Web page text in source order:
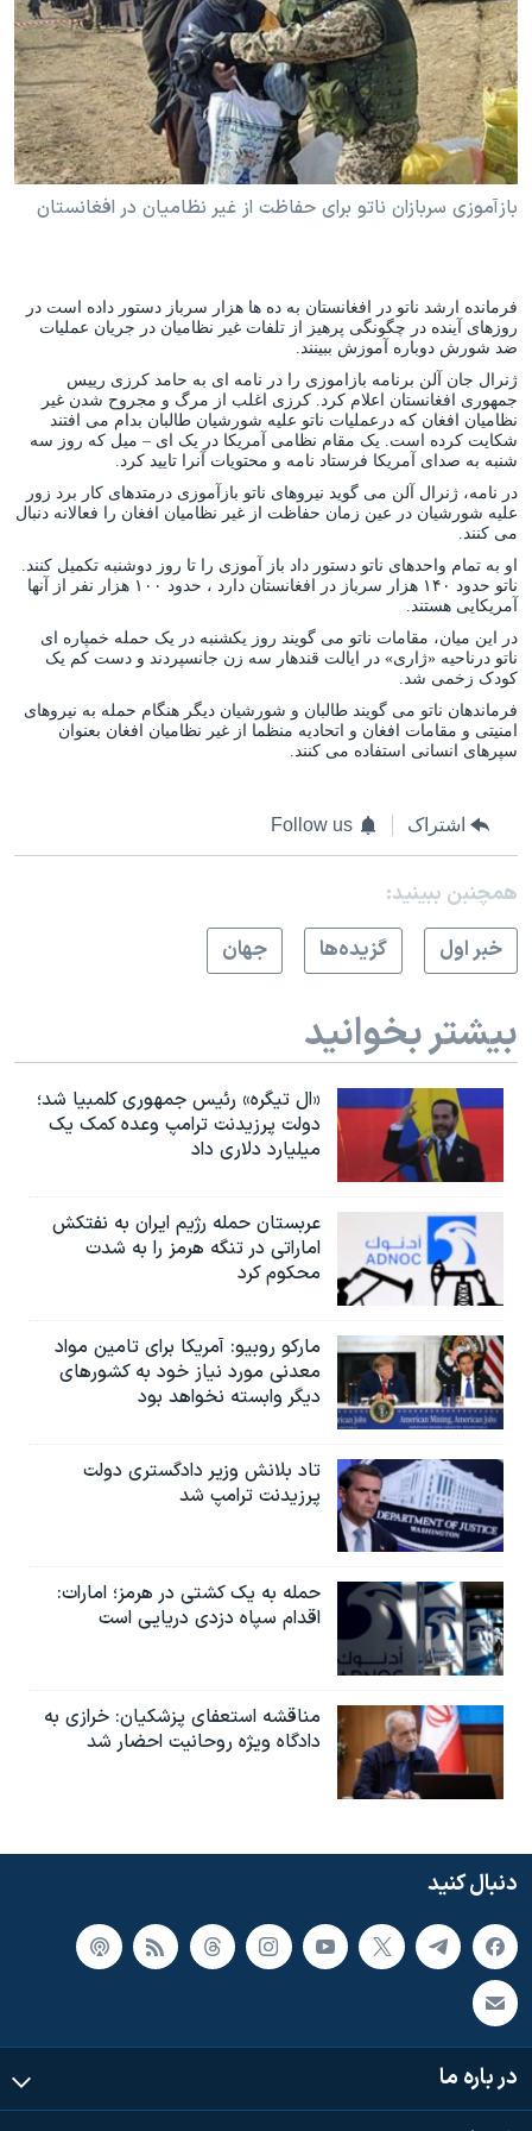
فرهنگ و زندگی
حقوق شهروندی
اقتصادی
علم و فناوری
مستندها
انتخابات ریاست جمهوری آمریکا ۲۰۲۴
حمله جمهوری اسلامی به اسرائیل
رمز مهسا
تریبونال مردمی آبان ۹۸
چهل سال گروگان‌گیری
قانون شفافیت دارائی کادر رهبری ایران
اعتراضات مردمی آبان ۹۸
اسرائیل در جنگ
نرگس محمدی برنده جایزه نوبل صلح
صفحه‌های ویژه
سفر پرزیدنت ترامپ به چین
دنبال کنید
زبانهای مختلف
بازآموزی سربازان ناتو برای حفاظت از غیر نظامیان در افغانستان
فرمانده ارشد ناتو در افغانستان به ده ها هزار سرباز دستور داده است در
روزهای آینده در چگونگی پرهیز از تلفات غیر نظامیان در جریان عملیات
ضد شورش دوباره آموزش ببینند.
ژنرال جان آلن برنامه بازاموزی را در نامه ای به حامد کرزی رییس
جمهوری افغانستان اعلام کرد. کرزی اغلب از مرگ و مجروح شدن غیر
نظامیان افغان که درعملیات ناتو علیه شورشیان طالبان بدام می افتند
شکایت کرده است. یک مقام نظامی آمریکا در یک ای – میل که روز سه
شنبه به صدای آمریکا فرستاد نامه و محتویات آنرا تایید کرد.
در نامه، ژنرال آلن می گوید نیروهای ناتو بازآموزی درمتدهای کار برد زور
علیه شورشیان در عین زمان حفاظت از غیر نظامیان افغان را فعالانه دنبال
می کنند.
او به تمام واحدهای ناتو دستور داد باز آموزی را تا روز دوشنبه تکمیل کنند.
ناتو حدود ۱۴۰ هزار سرباز در افغانستان دارد ، حدود ۱۰۰ هزار نفر از آنها
آمریکایی هستند.
در این میان، مقامات ناتو می گویند روز یکشنبه در یک حمله خمپاره ای
ناتو درناحیه «ژاری» در ایالت قندهار سه زن جانسپردند و دست کم یک
کودک زخمی شد.
فرماندهان ناتو می گویند طالبان و شورشیان دیگر هنگام حمله به نیروهای
امنیتی و مقامات افغان و اتحادیه منظما از غیر نظامیان افغان بعنوان
سپرهای انسانی استفاده می کنند.
اشتراک Follow us
همچنبن ببینید:
خبر اول
گزيده‌ها جهان
بیشتر بخوانید
«ال تیگره» رئیس جمهوری کلمبیا شد؛
دولت پرزیدنت ترامپ وعده کمک یک
میلیارد دلاری داد
عربستان حمله رژیم ایران به نفتکش
اماراتی در تنگه هرمز را به‌ شدت
محکوم کرد
مارکو روبیو: آمریکا برای تامین مواد
معدنی مورد نیاز خود به کشورهای
دیگر وابسته نخواهد بود
تاد بلانش وزیر دادگستری دولت
پرزیدنت ترامپ شد
حمله به یک کشتی در هرمز؛ امارات:
اقدام سپاه دزدی دریایی است
مناقشه استعفای پزشکیان: خرازی به
دادگاه ویژه روحانیت احضار شد
دنبال کنید
در باره ما